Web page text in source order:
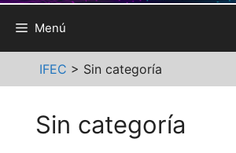
Menú
IFEC > Sin categoría
Sin categoría